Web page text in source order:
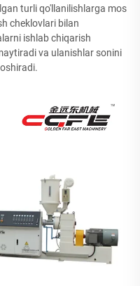
turli qo'llanilishlarga mos
cheklovlari bilan
ishlab chiqarish
va ulanishlar sonini